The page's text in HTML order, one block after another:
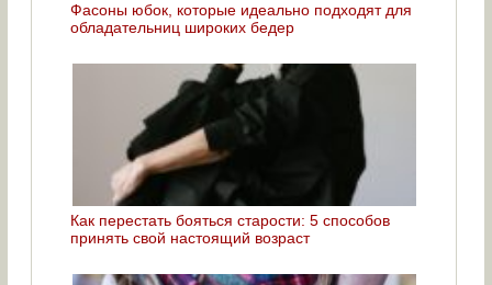
Фасоны юбок, которые идеально подходят для
обладательниц широких бедер
Как перестать бояться старости: 5 способов
принять свой настоящий возраст